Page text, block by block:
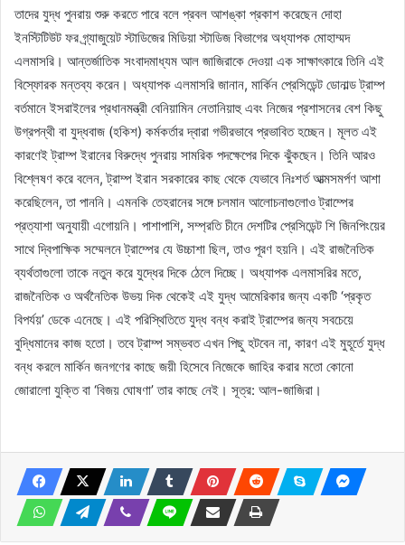
তাদের যুদ্ধ পুনরায় শুরু করতে পারে বলে প্রবল আশঙ্কা প্রকাশ করেছেন দোহা
ইনস্টিটিউট ফর গ্র্যাজুয়েট স্টাডিজের মিডিয়া স্টাডিজ বিভাগের অধ্যাপক মোহাম্মদ
এলমাসরি। আন্তর্জাতিক সংবাদমাধ্যম আল জাজিরাকে দেওয়া এক সাক্ষাৎকারে তিনি এই
বিস্ফোরক মন্তব্য করেন। অধ্যাপক এলমাসরি জানান, মার্কিন প্রেসিডেন্ট ডোনাল্ড ট্রাম্প
বর্তমানে ইসরাইলের প্রধানমন্ত্রী বেনিয়ামিন নেতানিয়াহু এবং নিজের প্রশাসনের বেশ কিছু
উগ্রপন্থী বা যুদ্ধবাজ (হকিশ) কর্মকর্তার দ্বারা গভীরভাবে প্রভাবিত হচ্ছেন। মূলত এই
কারণেই ট্রাম্প ইরানের বিরুদ্ধে পুনরায় সামরিক পদক্ষেপের দিকে ঝুঁকছেন। তিনি আরও
বিশ্লেষণ করে বলেন, ট্রাম্প ইরান সরকারের কাছ থেকে যেভাবে নিঃশর্ত আত্মসমর্পণ আশা
করেছিলেন, তা পাননি। এমনকি তেহরানের সঙ্গে চলমান আলোচনাগুলোও ট্রাম্পের
প্রত্যাশা অনুযায়ী এগোয়নি। পাশাপাশি, সম্প্রতি চীনে দেশটির প্রেসিডেন্ট শি জিনপিংয়ের
সাথে দ্বিপাক্ষিক সম্মেলনে ট্রাম্পের যে উচ্চাশা ছিল, তাও পূরণ হয়নি। এই রাজনৈতিক
ব্যর্থতাগুলো তাকে নতুন করে যুদ্ধের দিকে ঠেলে দিচ্ছে। অধ্যাপক এলমাসরির মতে,
রাজনৈতিক ও অর্থনৈতিক উভয় দিক থেকেই এই যুদ্ধ আমেরিকার জন্য একটি ‘প্রকৃত
বিপর্যয়’ ডেকে এনেছে। এই পরিস্থিতিতে যুদ্ধ বন্ধ করাই ট্রাম্পের জন্য সবচেয়ে
বুদ্ধিমানের কাজ হতো। তবে ট্রাম্প সম্ভবত এখন পিছু হটবেন না, কারণ এই মুহূর্তে যুদ্ধ
বন্ধ করলে মার্কিন জনগণের কাছে জয়ী হিসেবে নিজেকে জাহির করার মতো কোনো
জোরালো যুক্তি বা ‘বিজয় ঘোষণা’ তার কাছে নেই। সূত্র: আল-জাজিরা।